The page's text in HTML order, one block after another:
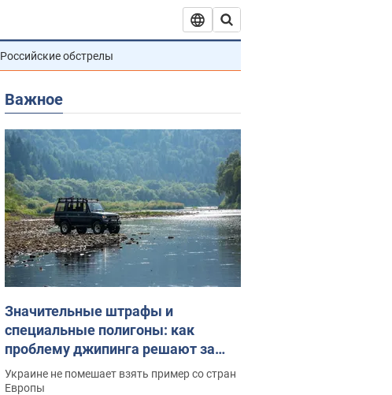
Российские обстрелы
Важное
Значительные штрафы и
специальные полигоны: как
проблему джипинга решают за
границей
Украине не помешает взять пример со стран
Европы